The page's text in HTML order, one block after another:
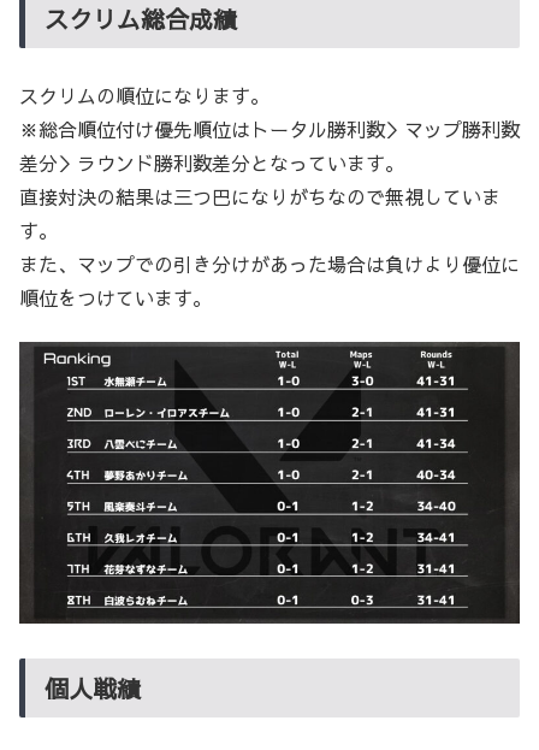
スクリム総合成績
スクリムの順位になります。
※総合順位付け優先順位はトータル勝利数＞マップ勝利数
差分＞ラウンド勝利数差分となっています。
直接対決の結果は三つ巴になりがちなので無視していま
す。
また、マップでの引き分けがあった場合は負けより優位に
順位をつけています。
個人戦績